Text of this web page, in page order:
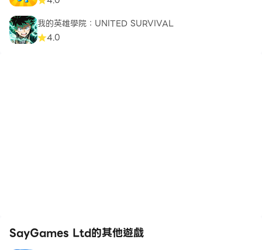
我的英雄學院：UNITED SURVIVAL
4.0
SayGames Ltd的其他遊戲